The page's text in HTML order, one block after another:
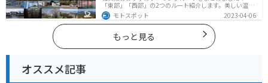
「東部」「西部」の2つのルート紹介します。美しい温泉
地や古墳群、歴史ある城や神社仏閣など、バイクツーリ
ングに適したスポットが多数存在し、様々な楽しみ方が
できます。バイクで佐賀県にツーリングに行く際は参考
にしてください。
モトスポット 2023-04-06
もっと見る
オススメ記事